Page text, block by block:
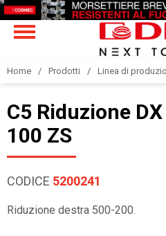
Home Prodotti Linea di
C5 Riduzione
100 ZS
CODICE 5200241
Riduzione destra 500-200.